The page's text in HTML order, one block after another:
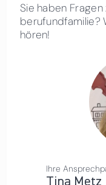
Sie haben
berufundfamilie?
hören!
Ihre
Tina Metz